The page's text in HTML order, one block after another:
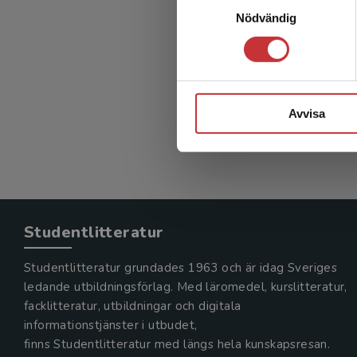
Nödvändig
Avvisa
Studentlitteratur
Studentlitteratur grundades 1963 och är idag Sveriges
ledande utbildningsförlag. Med läromedel, kurslitteratur,
facklitteratur, utbildningar och digitala
informationstjänster i utbudet,
finns Studentlitteratur med längs hela kunskapsresan.